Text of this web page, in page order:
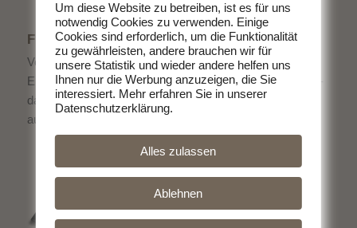
FLYER ALS DOWNLOAD
Von uns bekommen Sie köstliches Fleisch direkt vom
Erzeuger. Ohne schlechtes Gewissen Fleisch zu essen -
das geht. Entscheiden Sie sich für hochwertige Produkte
aus der Region.
Um diese Website zu betreiben, ist es für uns
notwendig Cookies zu verwenden. Einige
Cookies sind erforderlich, um die Funktionalität
zu gewährleisten, andere brauchen wir für
unsere Statistik und wieder andere helfen uns
Ihnen nur die Werbung anzuzeigen, die Sie
interessiert. Mehr erfahren Sie in unserer
Datenschutzerklärung.
Alles zulassen
Ablehnen